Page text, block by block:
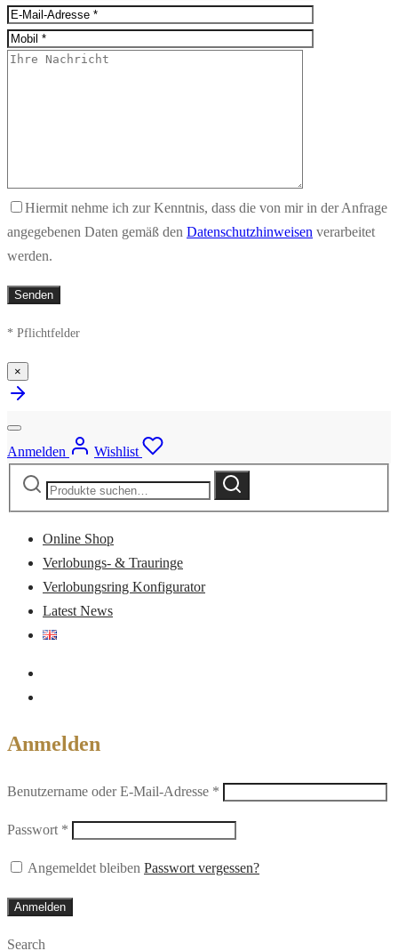
Hiermit nehme ich zur Kenntnis, dass die von mir in der Anfrage
angegebenen Daten gemäß den Datenschutzhinweisen verarbeitet
werden.
* Pflichtfelder
×
Anmelden
Wishlist
Suche
Suche
Online Shop
Verlobungs- & Trauringe
Verlobungsring Konfigurator
Latest News
Anmelden
Benutzername oder E-Mail-Adresse *
Passwort *
Angemeldet bleiben Passwort vergessen?
Anmelden
Search